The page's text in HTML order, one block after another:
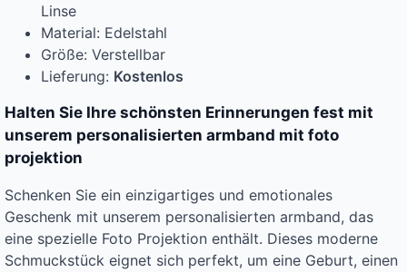
Linse
Material: Edelstahl
Größe: Verstellbar
Lieferung: Kostenlos
Halten Sie Ihre schönsten Erinnerungen fest mit
unserem personalisierten armband mit foto
projektion
Schenken Sie ein einzigartiges und emotionales
Geschenk mit unserem personalisierten armband, das
eine spezielle Foto Projektion enthält. Dieses moderne
Schmuckstück eignet sich perfekt, um eine Geburt, einen